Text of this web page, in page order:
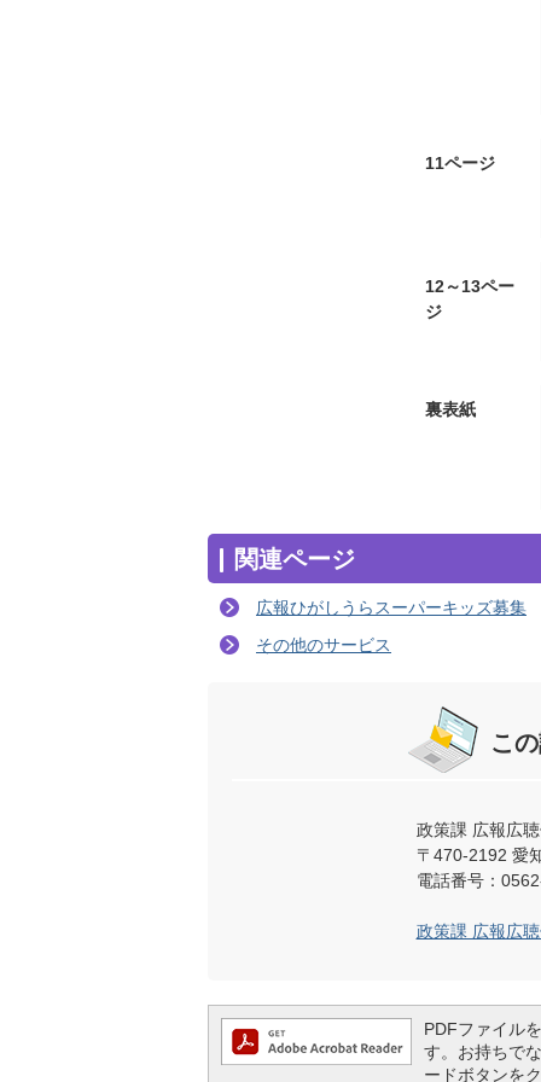
11ページ
12～13ペー
ジ
裏表紙
関連ページ
広報ひがしうらスーパーキッズ募集
その他のサービス
こ
政策課 広報広
〒470-2192 愛
電話番号：
政策課 広報広
PDFファイル
す。お持ちで
ードボタンを